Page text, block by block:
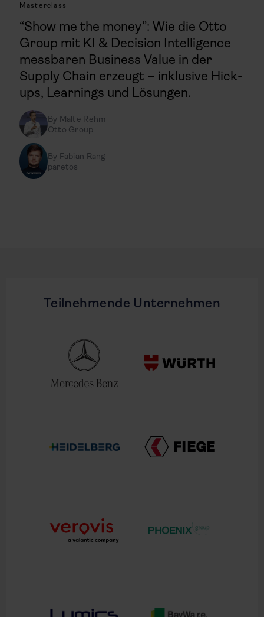
Masterclass
“Show me the money”: Wie die Otto
Group mit KI & Decision Intelligence
messbaren Business Value in der
Supply Chain erzeugt – inklusive Hick-
ups, Learnings und Lösungen.
By Malte Rehm
Otto Group
By Fabian Rang
paretos
Teilnehmende Unternehmen